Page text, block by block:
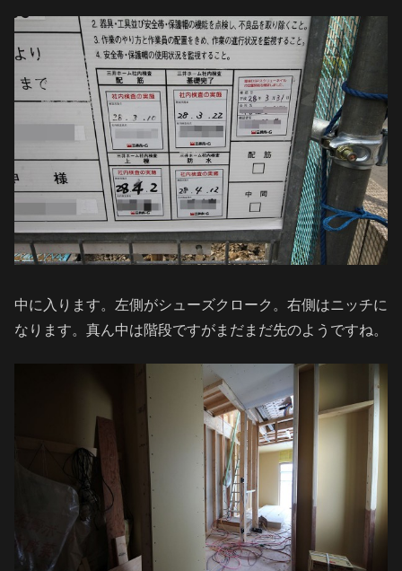
中に入ります。左側がシューズクローク。右側はニッチに
なります。真ん中は階段ですがまだまだ先のようですね。